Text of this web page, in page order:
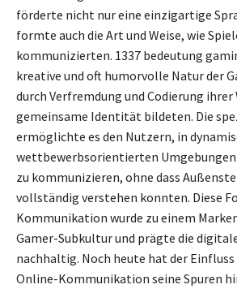
förderte nicht nur eine einzigartige
formte auch die Art und Weise, wie
kommunizierten. 1337 bedeutung
kreative und oft humorvolle Natur der
durch Verfremdung und Codierung ihrer
gemeinsame Identität bildeten. Die
ermöglichte es den Nutzern, in
wettbewerbsorientierten
zu kommunizieren, ohne dass
vollständig verstehen konnten. Diese
Kommunikation wurde zu einem
Gamer-Subkultur und prägte die
nachhaltig. Noch heute hat der Einfluss
Online-Kommunikation seine Spuren